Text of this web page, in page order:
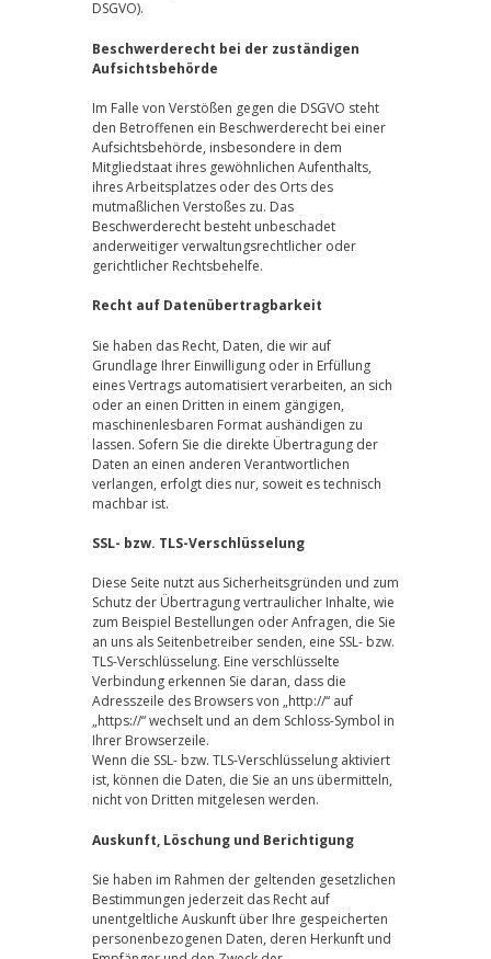
DSGVO).
Beschwerderecht bei der zuständigen
Aufsichtsbehörde
Im Falle von Verstößen gegen die DSGVO steht
den Betroffenen ein Beschwerderecht bei einer
Aufsichtsbehörde, insbesondere in dem
Mitgliedstaat ihres gewöhnlichen Aufenthalts,
ihres Arbeitsplatzes oder des Orts des
mutmaßlichen Verstoßes zu. Das
Beschwerderecht besteht unbeschadet
anderweitiger verwaltungsrechtlicher oder
gerichtlicher Rechtsbehelfe.
Recht auf Datenübertragbarkeit
Sie haben das Recht, Daten, die wir auf
Grundlage Ihrer Einwilligung oder in Erfüllung
eines Vertrags automatisiert verarbeiten, an sich
oder an einen Dritten in einem gängigen,
maschinenlesbaren Format aushändigen zu
lassen. Sofern Sie die direkte Übertragung der
Daten an einen anderen Verantwortlichen
verlangen, erfolgt dies nur, soweit es technisch
machbar ist.
SSL- bzw. TLS-Verschlüsselung
Diese Seite nutzt aus Sicherheitsgründen und zum
Schutz der Übertragung vertraulicher Inhalte, wie
zum Beispiel Bestellungen oder Anfragen, die Sie
an uns als Seitenbetreiber senden, eine SSL- bzw.
TLS-Verschlüsselung. Eine verschlüsselte
Verbindung erkennen Sie daran, dass die
Adresszeile des Browsers von „http://“ auf
„https://“ wechselt und an dem Schloss-Symbol in
Ihrer Browserzeile.
Wenn die SSL- bzw. TLS-Verschlüsselung aktiviert
ist, können die Daten, die Sie an uns übermitteln,
nicht von Dritten mitgelesen werden.
Auskunft, Löschung und Berichtigung
Sie haben im Rahmen der geltenden gesetzlichen
Bestimmungen jederzeit das Recht auf
unentgeltliche Auskunft über Ihre gespeicherten
personenbezogenen Daten, deren Herkunft und